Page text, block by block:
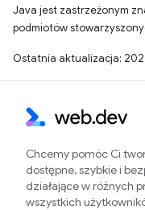
Java jest zastrzeżonym
podmiotów
Ostatnia aktualizacja:
Chcemy pomóc Ci
dostępne, szybkie i
działające w różnych
wszystkich